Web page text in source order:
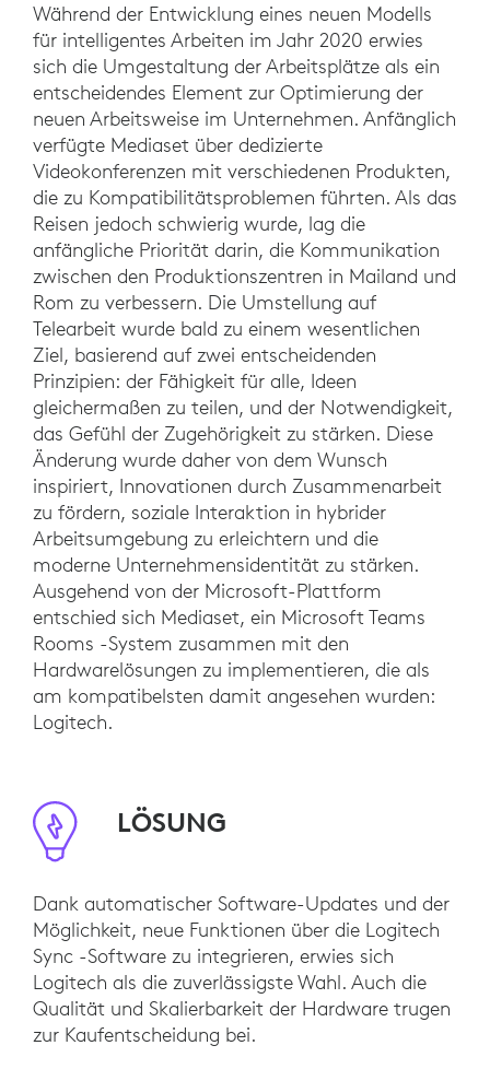
Während der Entwicklung eines neuen Modells
für intelligentes Arbeiten im Jahr 2020 erwies
sich die Umgestaltung der Arbeitsplätze als ein
entscheidendes Element zur Optimierung der
neuen Arbeitsweise im Unternehmen. Anfänglich
verfügte Mediaset über dedizierte
Videokonferenzen mit verschiedenen Produkten,
die zu Kompatibilitätsproblemen führten. Als das
Reisen jedoch schwierig wurde, lag die
anfängliche Priorität darin, die Kommunikation
zwischen den Produktionszentren in Mailand und
Rom zu verbessern. Die Umstellung auf
Telearbeit wurde bald zu einem wesentlichen
Ziel, basierend auf zwei entscheidenden
Prinzipien: der Fähigkeit für alle, Ideen
gleichermaßen zu teilen, und der Notwendigkeit,
das Gefühl der Zugehörigkeit zu stärken. Diese
Änderung wurde daher von dem Wunsch
inspiriert, Innovationen durch Zusammenarbeit
zu fördern, soziale Interaktion in hybrider
Arbeitsumgebung zu erleichtern und die
moderne Unternehmensidentität zu stärken.
Ausgehend von der Microsoft-Plattform
entschied sich Mediaset, ein Microsoft Teams
Rooms -System zusammen mit den
Hardwarelösungen zu implementieren, die als
am kompatibelsten damit angesehen wurden:
Logitech.
LÖSUNG
Dank automatischer Software-Updates und der
Möglichkeit, neue Funktionen über die Logitech
Sync -Software zu integrieren, erwies sich
Logitech als die zuverlässigste Wahl. Auch die
Qualität und Skalierbarkeit der Hardware trugen
zur Kaufentscheidung bei.